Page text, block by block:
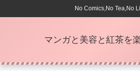
No Comics,No Tea,No
マンガと美容と紅茶を